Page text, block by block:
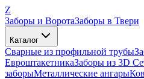
Z
Заборы и ВоротаЗаборы в Твери
Каталог
Сварные из профильной трубы
ЕвроштакетникаЗаборы из 3D
заборыМеталлические ангары